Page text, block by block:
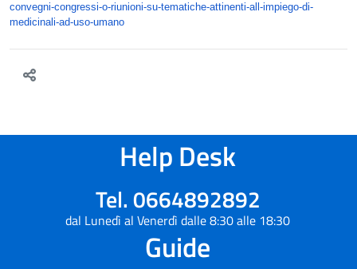
convegni-congressi-o-riunioni-su-tematiche-attinenti-all-impiego-di-
medicinali-ad-uso-umano
Help Desk
Tel. 0664892892
dal Lunedì al Venerdì dalle 8:30 alle 18:30
Guide